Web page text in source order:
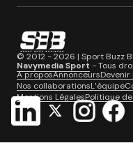
© 2012 - 2026 | Sport Buzz
Navymedia Sport - Tous
A proposAnnonceurs
Nos collaborationsL’équipe
Mentions LégalesPolitique